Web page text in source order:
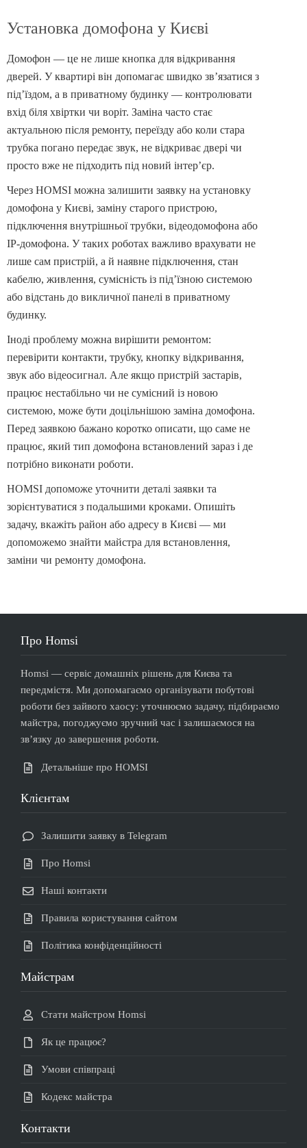
Установка домофона у Києві
Домофон — це не лише кнопка для відкривання
дверей. У квартирі він допомагає швидко зв’язатися з
під’їздом, а в приватному будинку — контролювати
вхід біля хвіртки чи воріт. Заміна часто стає
актуальною після ремонту, переїзду або коли стара
трубка погано передає звук, не відкриває двері чи
просто вже не підходить під новий інтер’єр.
Через HOMSI можна залишити заявку на установку
домофона у Києві, заміну старого пристрою,
підключення внутрішньої трубки, відеодомофона або
IP-домофона. У таких роботах важливо врахувати не
лише сам пристрій, а й наявне підключення, стан
кабелю, живлення, сумісність із під’їзною системою
або відстань до викличної панелі в приватному
будинку.
Іноді проблему можна вирішити ремонтом:
перевірити контакти, трубку, кнопку відкривання,
звук або відеосигнал. Але якщо пристрій застарів,
працює нестабільно чи не сумісний із новою
системою, може бути доцільнішою заміна домофона.
Перед заявкою бажано коротко описати, що саме не
працює, який тип домофона встановлений зараз і де
потрібно виконати роботи.
HOMSI допоможе уточнити деталі заявки та
зорієнтуватися з подальшими кроками. Опишіть
задачу, вкажіть район або адресу в Києві — ми
допоможемо знайти майстра для встановлення,
заміни чи ремонту домофона.
Про Homsi
Homsi — сервіс домашніх рішень для Києва та
передмістя. Ми допомагаємо організувати побутові
роботи без зайвого хаосу: уточнюємо задачу, підбираємо
майстра, погоджуємо зручний час і залишаємося на
звʼязку до завершення роботи.
Детальніше про HOMSI
Клієнтам
Залишити заявку в Telegram
Про Homsi
Наші контакти
Правила користування сайтом
Політика конфіденційності
Майстрам
Стати майстром Homsi
Як це працює?
Умови співпраці
Кодекс майстра
Контакти